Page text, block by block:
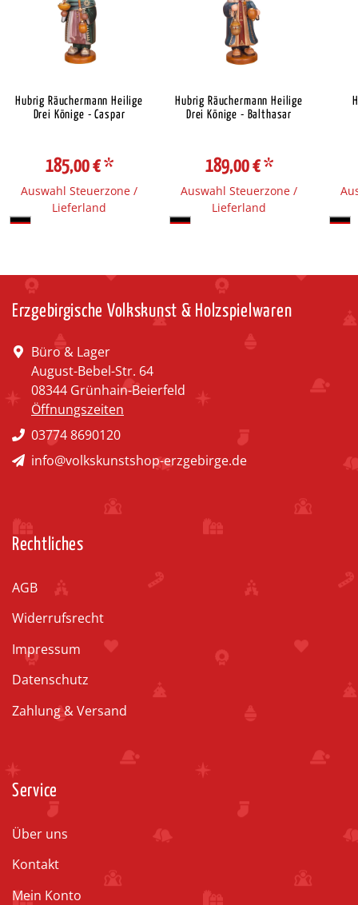
Hubrig Räuchermann Heilige
Drei Könige - Caspar
185,00 €*
Auswahl Steuerzone /
Lieferland
Hubrig Räuchermann Heilige
Drei Könige - Balthasar
189,00 €*
Auswahl Steuerzone /
Lieferland
Erzgebirgische Volkskunst & Holzspielwaren
Büro & Lager
August-Bebel-Str. 64
08344 Grünhain-Beierfeld
Öffnungszeiten
03774 8690120
info@volkskunstshop-erzgebirge.de
Rechtliches
AGB
Widerrufsrecht
Impressum
Datenschutz
Zahlung & Versand
Service
Über uns
Kontakt
Mein Konto